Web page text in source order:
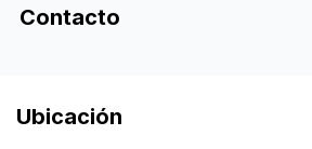
Contacto
Ubicación